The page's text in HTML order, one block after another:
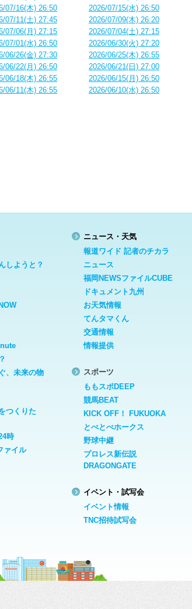
07/16(木) 26:50
2026/07/15(水) 26:50
07/11(土) 27:45
2026/07/09(木) 26:20
07/06(月) 27:15
2026/07/04(土) 27:15
07/01(水) 26:50
2026/06/30(火) 27:20
06/26(金) 27:30
2026/06/25(木) 26:55
06/22(月) 26:50
2026/06/21(日) 27:00
06/18(木) 26:55
2026/06/15(月) 26:50
06/11(木) 26:55
2026/06/10(水) 26:50
しようと？
、未来の物
つくりた
時
ァイル
ニュース・天気
報道ワイド 記者のチカラ
ニュース
福岡NEWSファイルCUBE
ドキュメント九州
お天気情報
てんタマくん
交通情報
情報提供
スポーツ
ももスポDEEP
競馬BEAT
KICK OFF！ FUKUOKA
とべとべホークス
野球中継
プロレス新伝説
DRAGONGATE
イベント・試写会
イベント情報
TNC招待試写会